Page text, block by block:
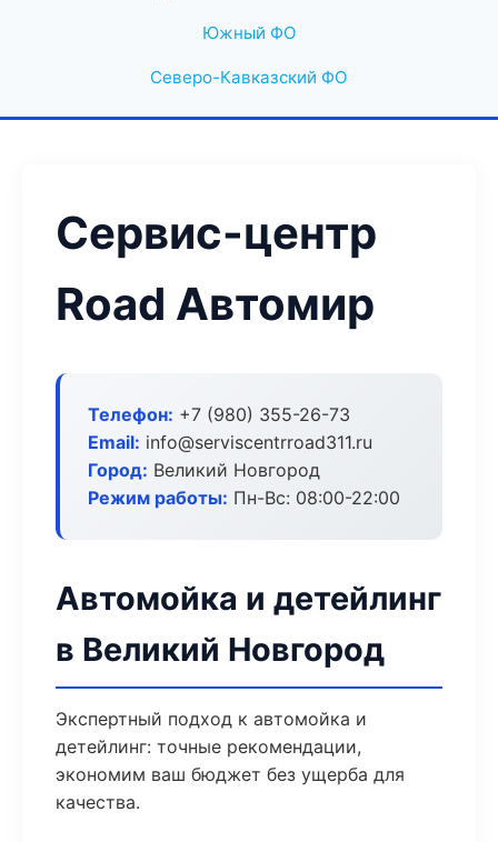
Южный ФО
Северо-Кавказский ФО
Сервис-центр
Road Автомир
Телефон: +7 (980) 355-26-73
Email: info@serviscentrroad311.ru
Город: Великий Новгород
Режим работы: Пн-Вс: 08:00-22:00
Автомойка и детейлинг
в Великий Новгород
Экспертный подход к автомойка и
детейлинг: точные рекомендации,
экономим ваш бюджет без ущерба для
качества.